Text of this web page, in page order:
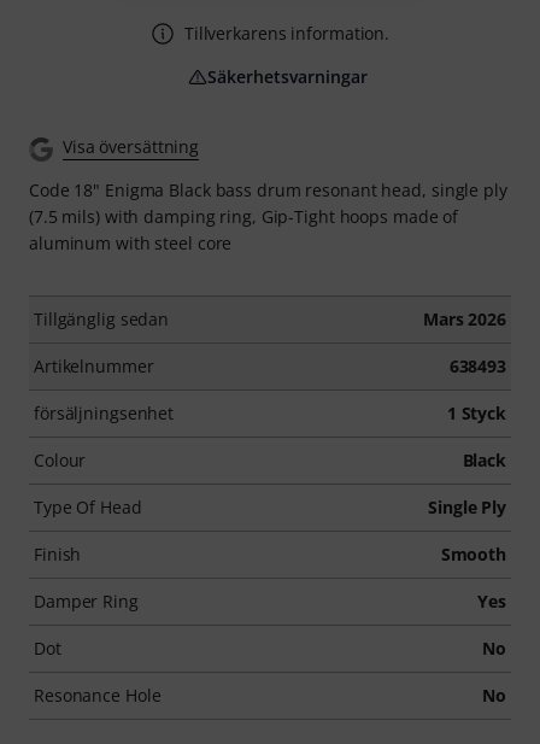
Visa översättning
Code 18" Enigma Black bass drum resonant head, single ply
(7.5 mils) with damping ring, Gip-Tight hoops made of
aluminum with steel core
Tillgänglig sedan Mars 2026
Artikelnummer 638493
försäljningsenhet 1 Styck
Colour Black
Type Of Head Single Ply
Finish Smooth
Damper Ring Yes
Dot No
Resonance Hole No
Tillverkarens information.
Säkerhetsvarningar